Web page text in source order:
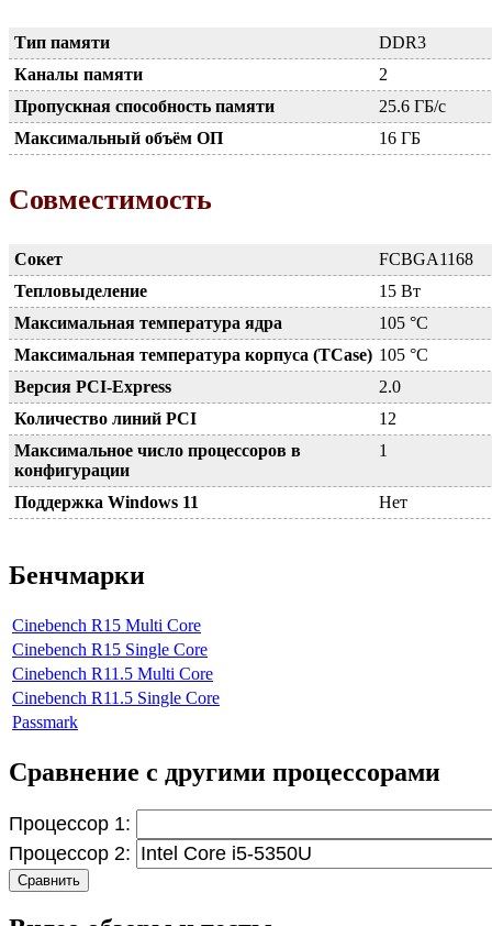
Тип памяти
DDR3
Каналы памяти
2
Пропускная способность памяти
25.6 ГБ/с
Максимальный объём ОП
16 ГБ
Совместимость
Сокет
FCBGA1168
Тепловыделение
15 Вт
Максимальная температура ядра
105 °C
Максимальная температура корпуса (TCase) 105 °C
Версия PCI-Express
2.0
Количество линий PCI
12
Максимальное число процессоров в
конфигурации
1
Поддержка Windows 11 Нет
Бенчмарки
Cinebench R15 Multi Core
Cinebench R15 Single Core
Cinebench R11.5 Multi Core
Cinebench R11.5 Single Core
Passmark
Сравнение с другими процессорами
Процессор 1:
Процессор 2:
Сравнить